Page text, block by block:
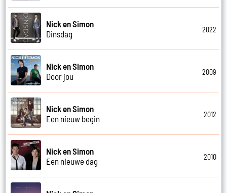
Nick en Simon
Dinsdag
2022
Nick en Simon
Door jou
2009
Nick en Simon
Een nieuw begin
2012
Nick en Simon
Een nieuwe dag
2010